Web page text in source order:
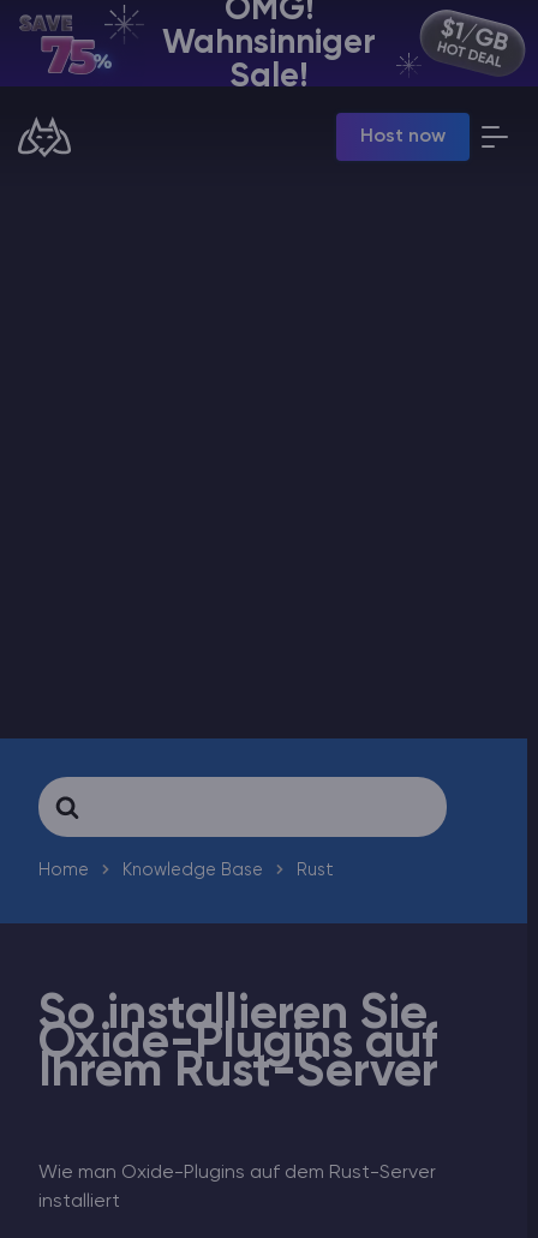
OMG!
Wahnsinniger
Sale!
Host now
DE | USD
Manage your servers & payments
Search
For
Home Knowledge Base Rust
So installieren Sie
Oxide-Plugins auf
Ihrem Rust-Server
Wie man Oxide-Plugins auf dem Rust-Server
installiert